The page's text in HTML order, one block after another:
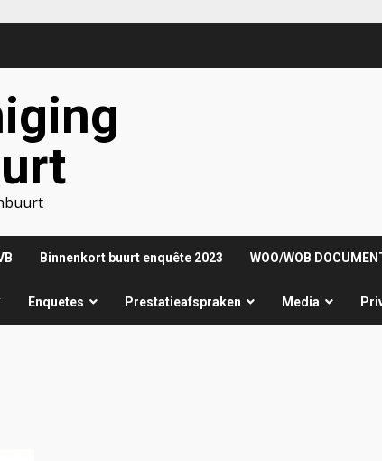
Binnenkort buurt enquête 2023 WOO/WOB
Enquetes Prestatieafspraken Media